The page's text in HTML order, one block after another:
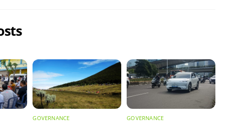
GOVERNANCE GOVERNANCE